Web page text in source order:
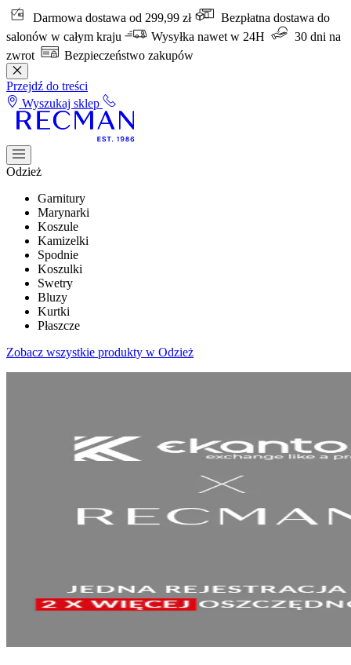
Darmowa dostawa od 299,99 zł
Bezpłatna dostawa do
salonów w całym kraju
Wysyłka nawet w 24H
30 dni na
zwrot
Bezpieczeństwo zakupów
Przejdź do treści
Wyszukaj sklep
Odzież
Garnitury
Marynarki
Koszule
Kamizelki
Spodnie
Koszulki
Swetry
Bluzy
Kurtki
Płaszcze
Zobacz wszystkie produkty w Odzież